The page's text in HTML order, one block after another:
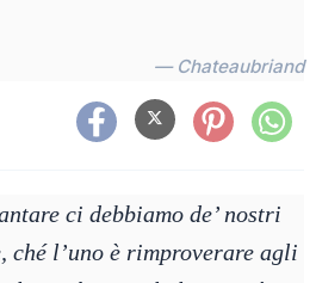
— Chateaubriand
ci debbiamo de’ nostri
ché l’uno è rimproverare agli